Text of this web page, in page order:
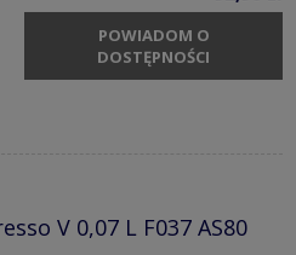
POWIADOM O
DOSTĘPNOŚCI
V 0,07 L F037 AS80